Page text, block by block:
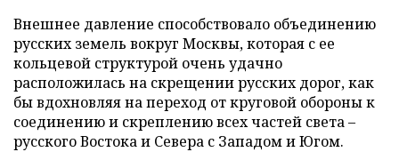
Внешнее давление способствовало объединению
русских земель вокруг Москвы, которая с ее
кольцевой структурой очень удачно
расположилась на скрещении русских дорог, как
бы вдохновляя на переход от круговой обороны к
соединению и скреплению всех частей света –
русского Востока и Севера с Западом и Югом.